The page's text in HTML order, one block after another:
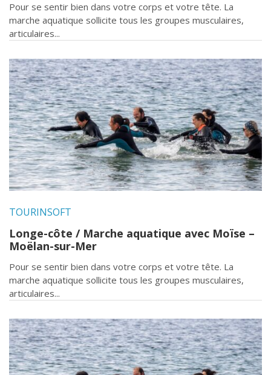
Pour se sentir bien dans votre corps et votre tête. La
marche aquatique sollicite tous les groupes musculaires,
articulaires...
TOURINSOFT
Longe-côte / Marche aquatique avec Moïse –
Moëlan-sur-Mer
Pour se sentir bien dans votre corps et votre tête. La
marche aquatique sollicite tous les groupes musculaires,
articulaires...